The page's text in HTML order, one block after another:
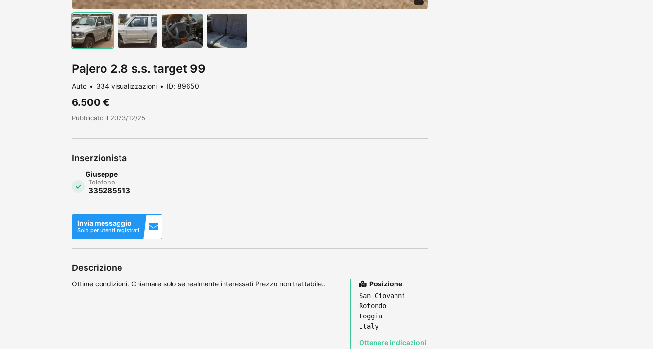
Pajero 2.8 s.s. target 99
Auto 334 visualizzazioni ID: 89650
6.500 €
Pubblicato il 2023/12/25
Inserzionista
Giuseppe
Telefono
335285513
Invia messaggio
Solo per utenti registrati
Descrizione
Ottime condizioni. Chiamare solo se realmente interessati Prezzo non trattabile.. Posizione
San Giovanni
Rotondo
Foggia
Italy
Ottenere indicazioni